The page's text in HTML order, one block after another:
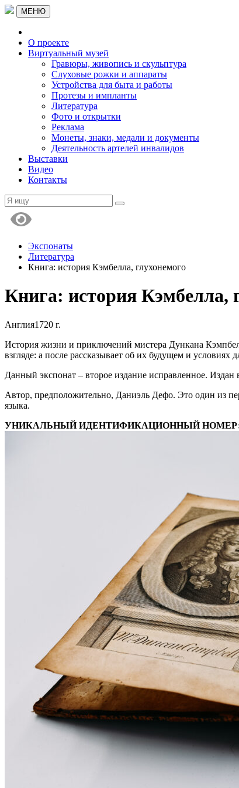
МЕНЮ
О проекте
Виртуальный музей
Гравюры, живопись и скульптура
Слуховые рожки и аппараты
Устройства для быта и работы
Протезы и импланты
Литература
Фото и открытки
Реклама
Монеты, знаки, медали и документы
Деятельность артелей инвалидов
Выставки
Видео
Контакты
Экспонаты
Литература
Книга: история Кэмбелла, глухонемого
Книга: история Кэмбелла,
Англия1720 г.
История жизни и приключений мистера Дункана
взгляде: а после рассказывает об их будущем и
Данный экспонат – второе издание исправленное. Издан
Автор, предположительно, Даниэль Дефо. Это один из
языка.
УНИКАЛЬНЫЙ ИДЕНТИФИКАЦИОННЫЙ